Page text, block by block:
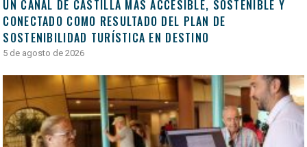
UN CANAL DE CASTILLA MÁS ACCESIBLE, SOSTENIBLE Y
CONECTADO COMO RESULTADO DEL PLAN DE
SOSTENIBILIDAD TURÍSTICA EN DESTINO
5 de agosto de 2026